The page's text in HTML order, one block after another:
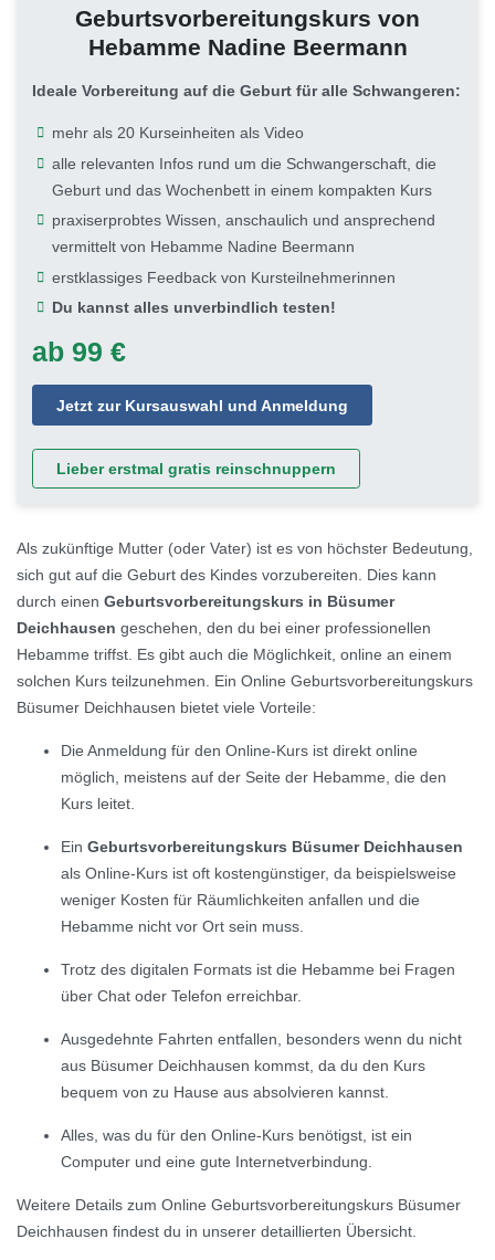
Geburtsvorbereitungskurs von
Hebamme Nadine Beermann
Ideale Vorbereitung auf die Geburt für alle Schwangeren:
mehr als 20 Kurseinheiten als Video
alle relevanten Infos rund um die Schwangerschaft, die
Geburt und das Wochenbett in einem kompakten Kurs
praxiserprobtes Wissen, anschaulich und ansprechend
vermittelt von Hebamme Nadine Beermann
erstklassiges Feedback von Kursteilnehmerinnen
Du kannst alles unverbindlich testen!
ab 99 €
Jetzt zur Kursauswahl und Anmeldung
Lieber erstmal gratis reinschnuppern
Als zukünftige Mutter (oder Vater) ist es von höchster Bedeutung,
sich gut auf die Geburt des Kindes vorzubereiten. Dies kann
durch einen Geburtsvorbereitungskurs in Büsumer
Deichhausen geschehen, den du bei einer professionellen
Hebamme triffst. Es gibt auch die Möglichkeit, online an einem
solchen Kurs teilzunehmen. Ein Online Geburtsvorbereitungskurs
Büsumer Deichhausen bietet viele Vorteile:
Die Anmeldung für den Online-Kurs ist direkt online
möglich, meistens auf der Seite der Hebamme, die den
Kurs leitet.
Ein Geburtsvorbereitungskurs Büsumer Deichhausen
als Online-Kurs ist oft kostengünstiger, da beispielsweise
weniger Kosten für Räumlichkeiten anfallen und die
Hebamme nicht vor Ort sein muss.
Trotz des digitalen Formats ist die Hebamme bei Fragen
über Chat oder Telefon erreichbar.
Ausgedehnte Fahrten entfallen, besonders wenn du nicht
aus Büsumer Deichhausen kommst, da du den Kurs
bequem von zu Hause aus absolvieren kannst.
Alles, was du für den Online-Kurs benötigst, ist ein
Computer und eine gute Internetverbindung.
Weitere Details zum Online Geburtsvorbereitungskurs Büsumer
Deichhausen findest du in unserer detaillierten Übersicht.